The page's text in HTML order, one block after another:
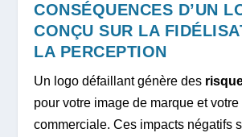
CONSÉQUENCES D’UN
CONÇU SUR LA
LA PERCEPTION
Un logo défaillant génère des
pour votre image de marque et
commerciale. Ces impacts négatifs